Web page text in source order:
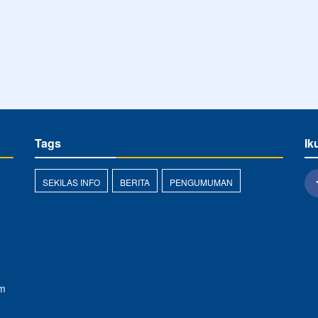
Tags
SEKILAS INFO BERITA PENGUMUMAN